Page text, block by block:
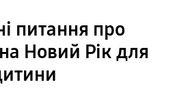
питання про
Новий Рік для